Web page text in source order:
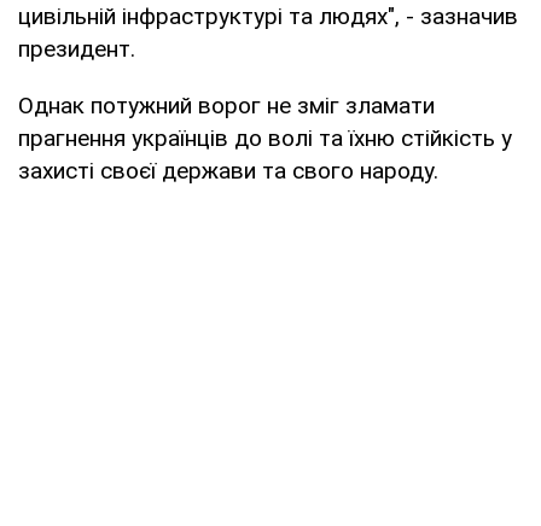
цивільній інфраструктурі та людях", - зазначив
президент.
Однак потужний ворог не зміг зламати
прагнення українців до волі та їхню стійкість у
захисті своєї держави та свого народу.